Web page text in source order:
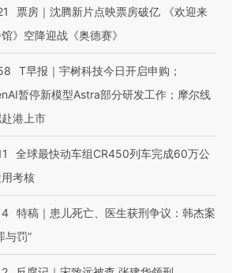
票房｜沈腾新片点映票房破亿 《欢迎来
》空降迎战《奥德赛》
T早报｜宇树科技今日开启申购；
暂停新模型Astra部分研发工作；摩尔线
港上市
全球最快动车组CR450列车完成60万公
考核
特稿｜患儿死亡、医生获刑争议：韩杰案
与罚”